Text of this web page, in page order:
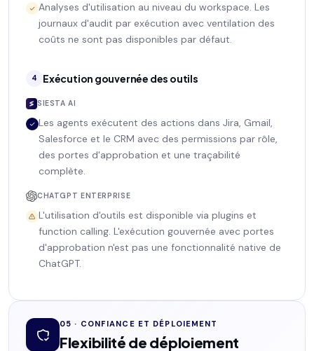
Analyses d'utilisation au niveau du workspace. Les
journaux d'audit par exécution avec ventilation des
coûts ne sont pas disponibles par défaut.
4 Exécution gouvernée des outils
SIESTA AI
Les agents exécutent des actions dans Jira, Gmail,
Salesforce et le CRM avec des permissions par rôle,
des portes d'approbation et une traçabilité
complète.
CHATGPT ENTERPRISE
L'utilisation d'outils est disponible via plugins et
function calling. L'exécution gouvernée avec portes
d'approbation n'est pas une fonctionnalité native de
ChatGPT.
05 · CONFIANCE ET DÉPLOIEMENT
Flexibilité de déploiement